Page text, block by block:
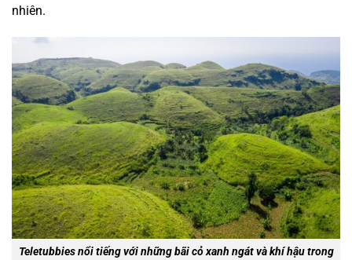
nhiên.
Teletubbies nổi tiếng với những bãi cỏ xanh ngát và khí hậu trong